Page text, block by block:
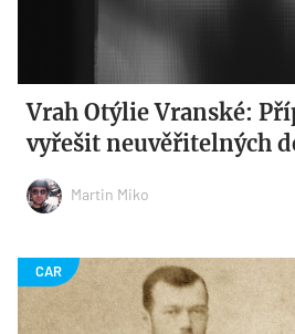
Vrah Otýlie Vranské:
vyřešit neuvěřitelných
Martin Miko